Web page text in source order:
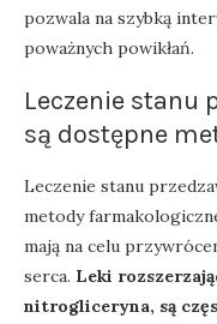
pozwala na szybką
poważnych powikłań.
Leczenie stanu
są dostępne
Leczenie stanu
metody
mają na celu
serca. Leki
nitrogliceryna, są